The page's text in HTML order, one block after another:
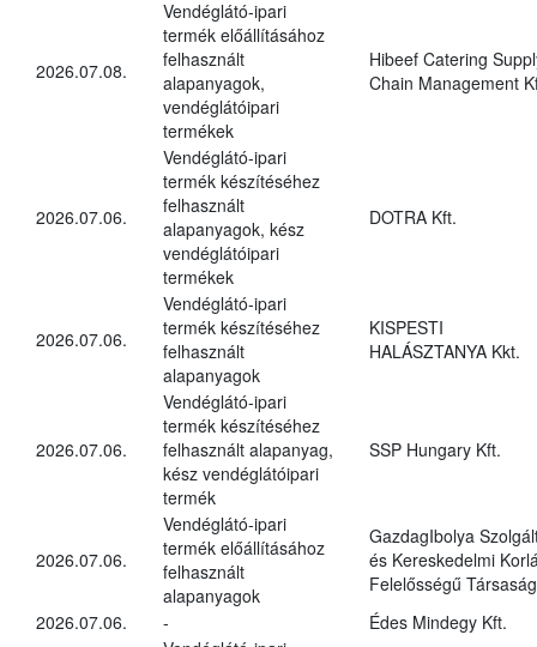
2026.07.08.
Vendéglátó-ipari
termék előállításához
felhasznált
alapanyagok,
vendéglátóipari
termékek
Hibeef Catering
Chain Management
2026.07.06.
Vendéglátó-ipari
termék készítéséhez
felhasznált
alapanyagok, kész
vendéglátóipari
termékek
DOTRA Kft.
2026.07.06.
Vendéglátó-ipari
termék készítéséhez
felhasznált
alapanyagok
KISPESTI
HALÁSZTANYA Kkt.
2026.07.06.
Vendéglátó-ipari
termék készítéséhez
felhasznált alapanyag,
kész vendéglátóipari
termék
SSP Hungary Kft.
2026.07.06.
Vendéglátó-ipari
termék előállításához
felhasznált
alapanyagok
GazdagIbolya
és Kereskedelmi
Felelősségű Társaság
2026.07.06.
- Édes Mindegy Kft.